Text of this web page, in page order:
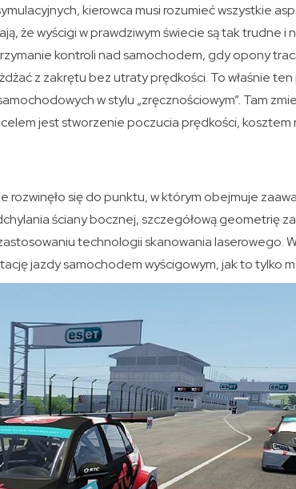
kierowca musi rozumieć wszystkie
że wyścigi w prawdziwym świecie są tak trudne i
kontroli nad samochodem, gdy opony
z zakrętu bez utraty prędkości. To właśnie
w stylu „zręcznościowym”. Tam
jest stworzenie poczucia prędkości, kosztem
rozwinęło się do punktu, w którym obejmuje
ściany bocznej, szczegółową geometrię
technologii skanowania laserowego.
jazdy samochodem wyścigowym, jak to tylko